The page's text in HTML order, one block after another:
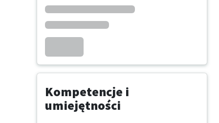
Kompetencje i
umiejętności